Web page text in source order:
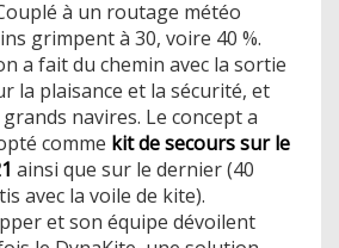
à un routage météo
grimpent à 30, voire 40 %.
a fait du chemin avec la sortie
la plaisance et la sécurité, et
navires. Le concept a
comme kit de secours sur le
ainsi que sur le dernier (40
avec la voile de kite).
et son équipe dévoilent